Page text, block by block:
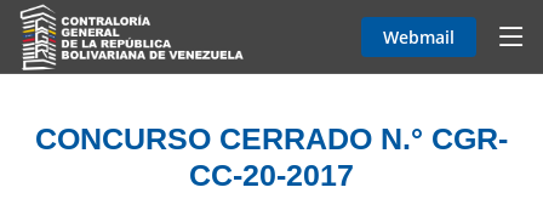
Webmail
CONCURSO CERRADO N.° CGR-
CC-20-2017